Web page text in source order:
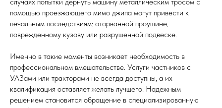
помощью проезжающего мимо джипа могут привести к
печальным последствиям: оторванной проушине,
поврежденному кузову или разрушенной подвеске.
Именно в такие моменты возникает необходимость в
профессиональном вмешательстве. Услуги частников с
УАЗами или тракторами не всегда доступны, а их
квалификация оставляет желать лучшего. Надежным
решением становится обращение в специализированную